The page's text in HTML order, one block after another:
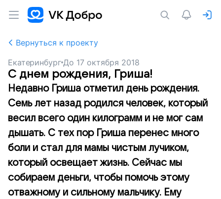
Вернуться к проекту
Екатеринбург До 17 октября 2018
С днем рождения, Гриша!
Недавно Гриша отметил день рождения.
Семь лет назад родился человек, который
весил всего один килограмм и не мог сам
дышать. С тех пор Гриша перенес много
боли и стал для мамы чистым лучиком,
который освещает жизнь. Сейчас мы
собираем деньги, чтобы помочь этому
отважному и сильному мальчику. Ему